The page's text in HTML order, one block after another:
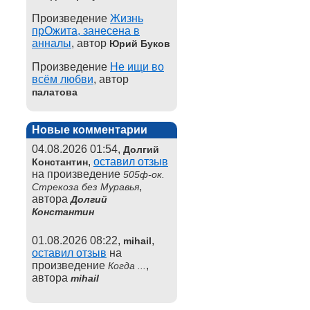
Произведение Жизнь
прОжита, занесена в
анналы, автор Юрий Буков
Произведение Не ищи во
всём любви, автор
палатова
Новые комментарии
04.08.2026 01:54, Долгий
Константин, оставил отзыв
на произведение 505ф-ок.
Стрекоза без Муравья,
автораДолгий
Константин
01.08.2026 08:22, mihail,
оставил отзыв на
произведение Когда ... ,
автора mihail